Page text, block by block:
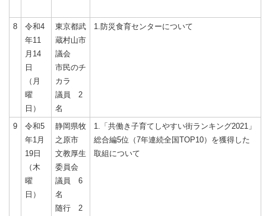
8
令和4
年11
月14
日
（月
曜
日）
東京都武
蔵村山市
議会
市民のチ
カラ
議員 2
名
1.防災食育センターについて
9
令和5
年1月
19日
（木
曜
日）
静岡県牧
之原市
文教厚生
委員会
議員 6
名
随行 2
1.「共働き子育てしやすい街ランキング2021」
総合編5位（7年連続全国TOP10）を獲得した
取組について